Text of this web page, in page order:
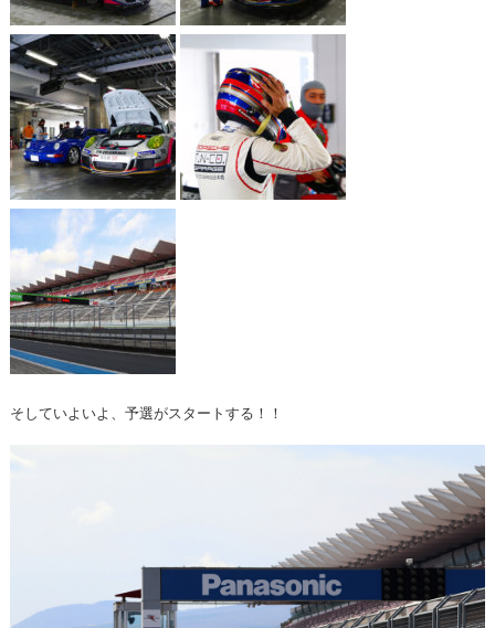
そしていよいよ、予選がスタートする！！